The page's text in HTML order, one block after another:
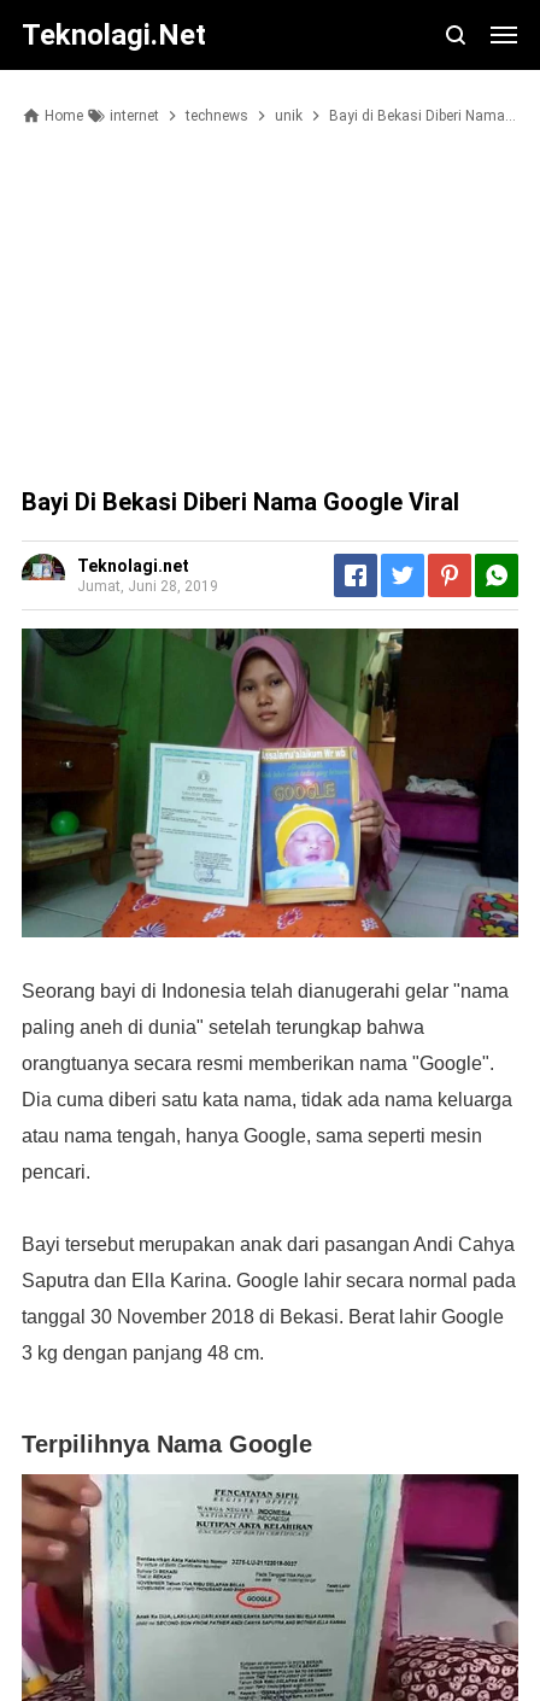
Teknolagi.net
Home internet technews unik Bayi di Bekasi Diberi Nama Google Viral
Bayi Di Bekasi Diberi Nama Google Viral
Teknolagi.net
Jumat, Juni 28, 2019
Seorang bayi di Indonesia telah dianugerahi gelar "nama
paling aneh di dunia" setelah terungkap bahwa
orangtuanya secara resmi memberikan nama "Google".
Dia cuma diberi satu kata nama, tidak ada nama keluarga
atau nama tengah, hanya Google, sama seperti mesin
pencari.
Bayi tersebut merupakan anak dari pasangan Andi Cahya
Saputra dan Ella Karina. Google lahir secara normal pada
tanggal 30 November 2018 di Bekasi. Berat lahir Google
3 kg dengan panjang 48 cm.
Terpilihnya Nama Google